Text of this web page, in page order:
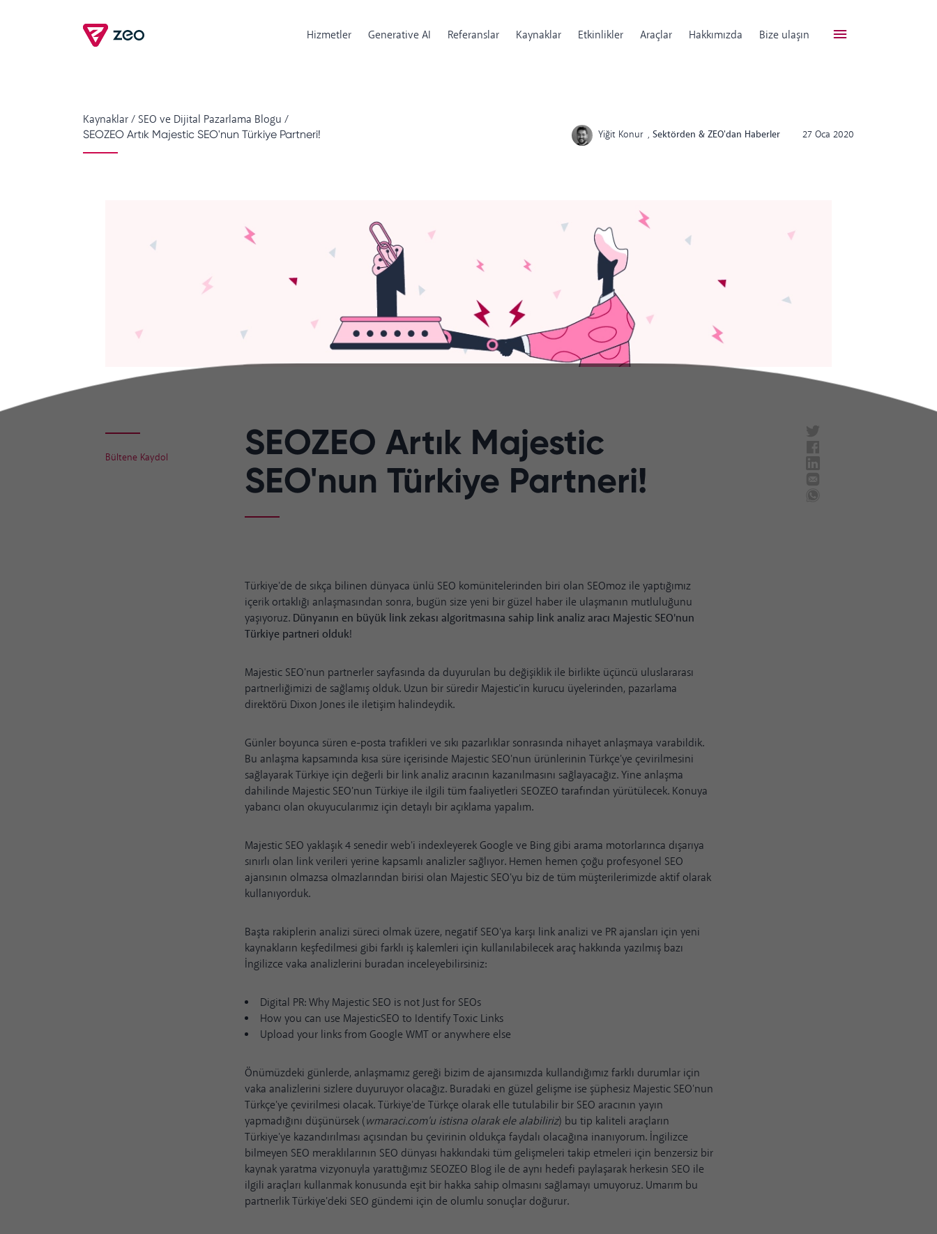
Hizmetler Generative AI Referanslar Kaynaklar Etkinlikler Araçlar Hakkımızda Bize ulaşın
Kaynaklar/SEO ve Dijital Pazarlama Blogu /
SEOZEO Artık Majestic SEO'nun Türkiye Partneri! Yiğit Konur , Sektörden & ZEO'dan Haberler 27 Oca 2020
Bültene Kaydol
SEOZEO Artık Majestic
SEO'nun Türkiye Partneri!
Türkiye'de de sıkça bilinen dünyaca ünlü SEO komünitelerinden biri olan SEOmoz ile yaptığımız
içerik ortaklığı anlaşmasından sonra, bugün size yeni bir güzel haber ile ulaşmanın mutluluğunu
yaşıyoruz. Dünyanın en büyük link zekası algoritmasına sahip link analiz aracı Majestic SEO'nun
Türkiye partneri olduk!
Majestic SEO'nun partnerler sayfasında da duyurulan bu değişiklik ile birlikte üçüncü uluslararası
partnerliğimizi de sağlamış olduk. Uzun bir süredir Majestic'in kurucu üyelerinden, pazarlama
direktörü Dixon Jones ile iletişim halindeydik.
Günler boyunca süren e-posta trafikleri ve sıkı pazarlıklar sonrasında nihayet anlaşmaya varabildik.
Bu anlaşma kapsamında kısa süre içerisinde Majestic SEO'nun ürünlerinin Türkçe'ye çevirilmesini
sağlayarak Türkiye için değerli bir link analiz aracının kazanılmasını sağlayacağız. Yine anlaşma
dahilinde Majestic SEO'nun Türkiye ile ilgili tüm faaliyetleri SEOZEO tarafından yürütülecek. Konuya
yabancı olan okuyucularımız için detaylı bir açıklama yapalım.
Majestic SEO yaklaşık 4 senedir web'i indexleyerek Google ve Bing gibi arama motorlarınca dışarıya
sınırlı olan link verileri yerine kapsamlı analizler sağlıyor. Hemen hemen çoğu profesyonel SEO
ajansının olmazsa olmazlarından birisi olan Majestic SEO'yu biz de tüm müşterilerimizde aktif olarak
kullanıyorduk.
Başta rakiplerin analizi süreci olmak üzere, negatif SEO'ya karşı link analizi ve PR ajansları için yeni
kaynakların keşfedilmesi gibi farklı iş kalemleri için kullanılabilecek araç hakkında yazılmış bazı
İngilizce vaka analizlerini buradan inceleyebilirsiniz:
Digital PR: Why Majestic SEO is not Just for SEOs
How you can use MajesticSEO to Identify Toxic Links
Upload your links from Google WMT or anywhere else
Önümüzdeki günlerde, anlaşmamız gereği bizim de ajansımızda kullandığımız farklı durumlar için
vaka analizlerini sizlere duyuruyor olacağız. Buradaki en güzel gelişme ise şüphesiz Majestic SEO'nun
Türkçe'ye çevirilmesi olacak. Türkiye'de Türkçe olarak elle tutulabilir bir SEO aracının yayın
yapmadığını düşünürsek (wmaraci.com'u istisna olarak ele alabiliriz) bu tip kaliteli araçların
Türkiye'ye kazandırılması açısından bu çevirinin oldukça faydalı olacağına inanıyorum. İngilizce
bilmeyen SEO meraklılarının SEO dünyası hakkındaki tüm gelişmeleri takip etmeleri için benzersiz bir
kaynak yaratma vizyonuyla yarattığımız SEOZEO Blog ile de aynı hedefi paylaşarak herkesin SEO ile
ilgili araçları kullanmak konusunda eşit bir hakka sahip olmasını sağlamayı umuyoruz. Umarım bu
partnerlik Türkiye'deki SEO gündemi için de olumlu sonuçlar doğurur.